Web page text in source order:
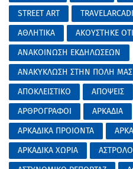
STREET ART
ΑΘΛΗΤΙΚΑ
ΑΚΟΥΣΤΗΚΕ
ΑΝΑΚΟΙΝΩΣΗ ΕΚΔΗΛΩΣΕΩΝ
ΑΝΑΚΥΚΛΩΣΗ ΣΤΗΝ ΠΟΛΗ ΜΑΣ
ΑΠΟΚΛΕΙΣΤΙΚΟ
ΑΠΟΨΕΙΣ
ΑΡΘΡΟΓΡΑΦΟΙ
ΑΡΚΑΔΙΑ
ΑΡΚΑΔΙΚΑ ΠΡΟΙΟΝΤΑ
ΑΡΚΑΔΙΚΑ ΧΩΡΙΑ